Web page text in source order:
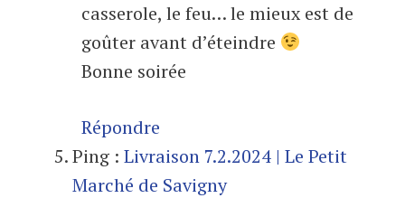
casserole, le feu… le mieux est de
goûter avant d’éteindre
Bonne soirée
Répondre
Ping : Livraison 7.2.2024 | Le Petit
Marché de Savigny